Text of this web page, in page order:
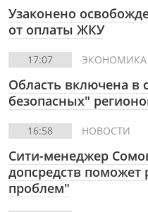
Узаконено
от оплаты ЖКУ
17:07 ЭКОНОМИКА
Область включена в
безопасных"
16:58 НОВОСТИ
Сити-менеджер
допсредств
проблем"